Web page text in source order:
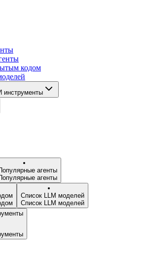
кодом
инструменты
агенты
агенты
Список LLM моделей
Список LLM моделей